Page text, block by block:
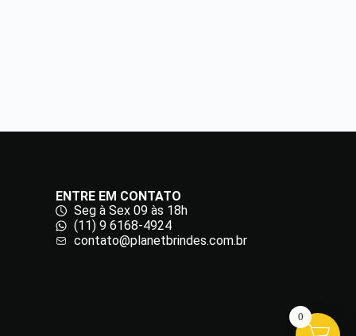
ENTRE EM CONTATO
Seg à Sex 09 às 18h
(11) 9 6168-4924
contato@planetbrindes.com.br
0